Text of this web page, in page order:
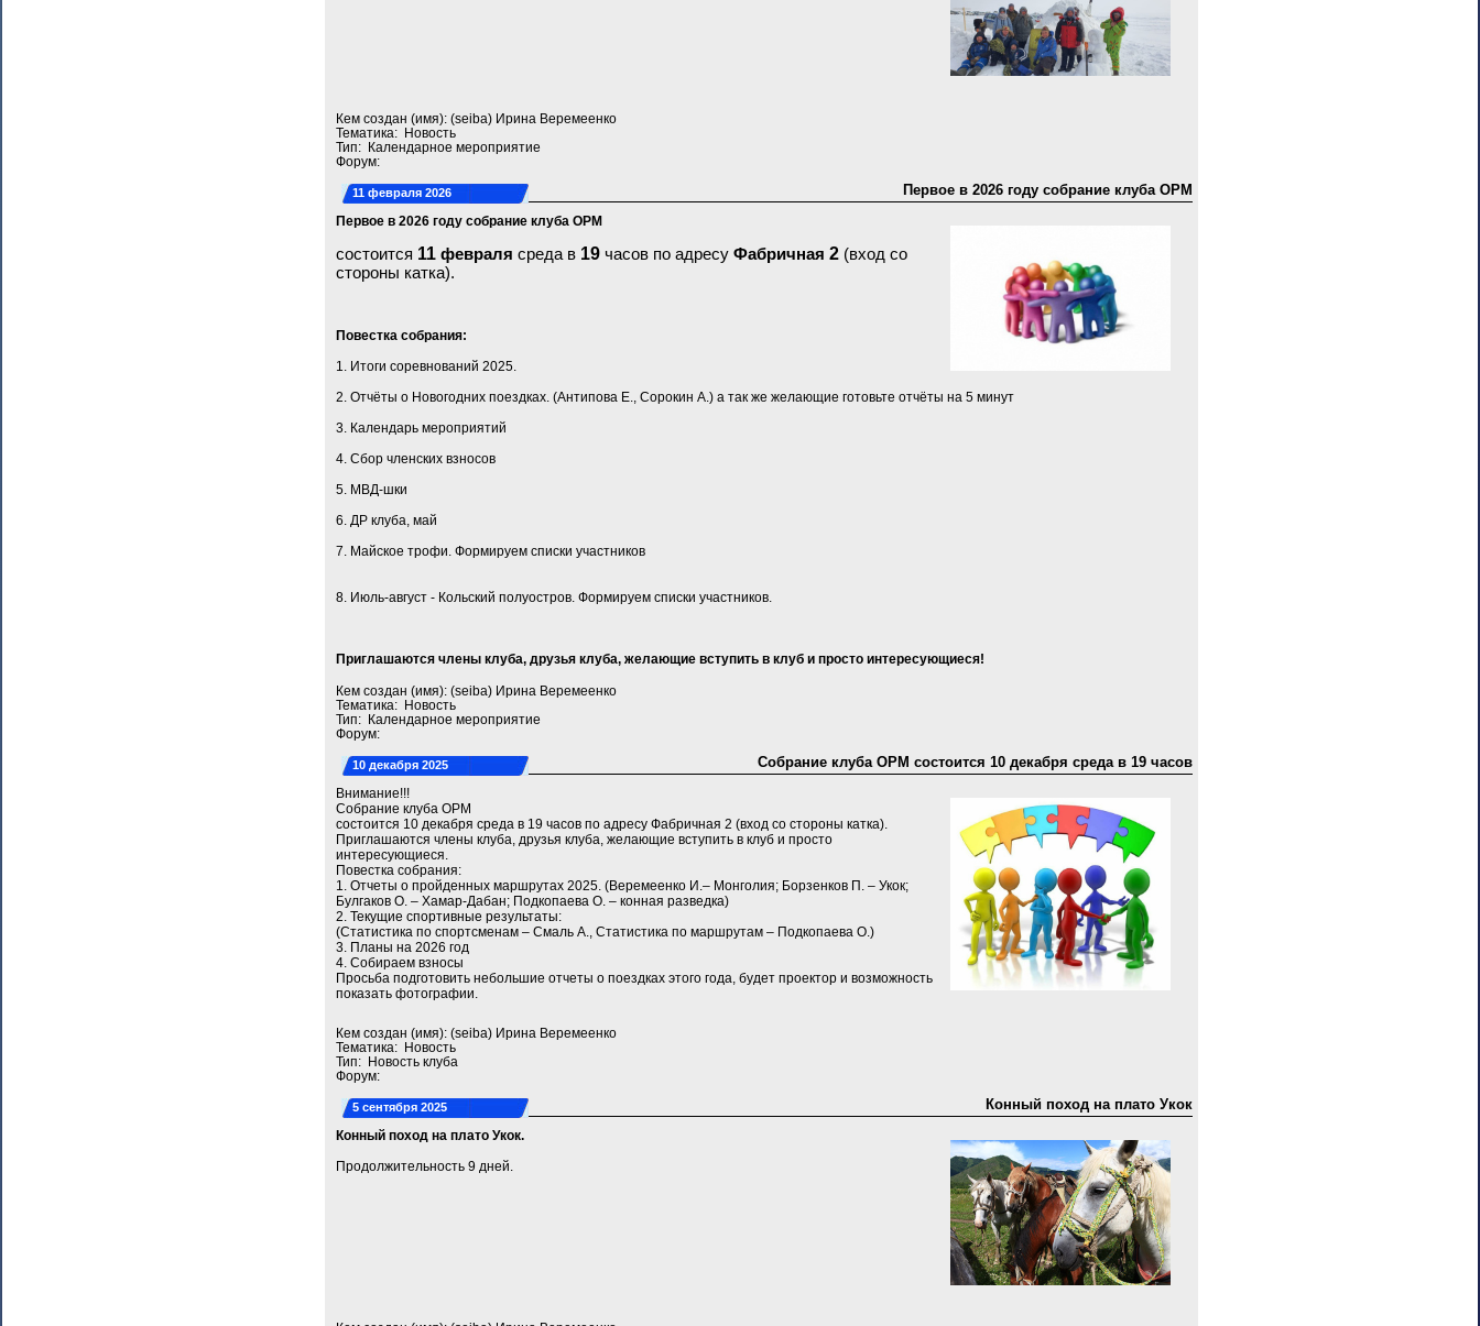
Кем создан (имя): (seiba) Ирина Веремеенко
Тематика: Новость
Тип: Календарное мероприятие
Форум:
11 февраля 2026
Первое в 2026 году собрание клуба ОРМ
Первое в 2026 году собрание клуба ОРМ
состоится 11 февраля среда в 19 часов по адресуФабричная2 (вход со
стороны катка).
Повестка собрания:
1. Итоги соревнований 2025.
2. Отчёты о Новогодних поездках. (Антипова Е., Сорокин А.) а так же желающие готовьте отчёты на 5 минут
3. Календарь мероприятий
4. Сбор членских взносов
5. МВД-шки
6. ДР клуба, май
7. Майское трофи. Формируем списки участников
8. Июль-август - Кольский полуостров. Формируем списки участников.
Приглашаются члены клуба, друзья клуба, желающие вступить в клуб и просто интересующиеся!
Кем создан (имя): (seiba) Ирина Веремеенко
Тематика: Новость
Тип: Календарное мероприятие
Форум:
10 декабря 2025
Собрание клуба ОРМ состоится 10 декабря среда в 19 часов
Внимание!!!
Собрание клуба ОРМ
состоится 10 декабря среда в 19 часов по адресу Фабричная 2 (вход со стороны катка).
Приглашаются члены клуба, друзья клуба, желающие вступить в клуб и просто
интересующиеся.
Повестка собрания:
1. Отчеты о пройденных маршрутах 2025. (Веремеенко И.‒ Монголия; Борзенков П. ‒ Укок;
Булгаков О. ‒ Хамар-Дабан; Подкопаева О. ‒ конная разведка)
2. Текущие спортивные результаты:
(Статистика по спортсменам ‒ Смаль А., Статистика по маршрутам – Подкопаева О.)
3. Планы на 2026 год
4. Собираем взносы
Просьба подготовить небольшие отчеты о поездках этого года, будет проектор и возможность
показать фотографии.
Кем создан (имя): (seiba) Ирина Веремеенко
Тематика: Новость
Тип: Новость клуба
Форум:
5 сентября 2025
Конный поход на плато Укок
Конный поход на плато Укок.
Продолжительность 9 дней.